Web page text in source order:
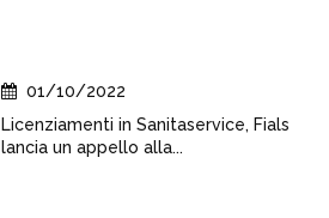
01/10/2022
Licenziamenti in Sanitaservice, Fials
lancia un appello alla...